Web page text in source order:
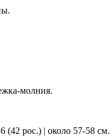
молния.
(42 рос.) | около 57-58 см.